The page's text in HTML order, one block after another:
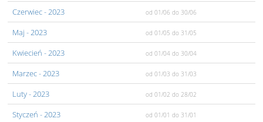
Czerwiec- 2023 od 01/06 do 30/06
Maj - 2023 od 01/05 do 31/05
Kwiecień - 2023 od 01/04 do 30/04
Marzec- 2023 od 01/03 do 31/03
Luty- 2023 od 01/02 do 28/02
Styczeń - 2023 od 01/01 do 31/01